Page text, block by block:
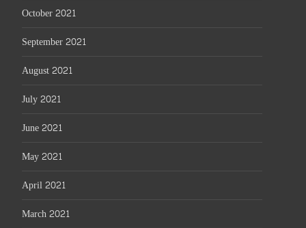
October 2021
September 2021
August 2021
July 2021
June 2021
May 2021
April 2021
March 2021